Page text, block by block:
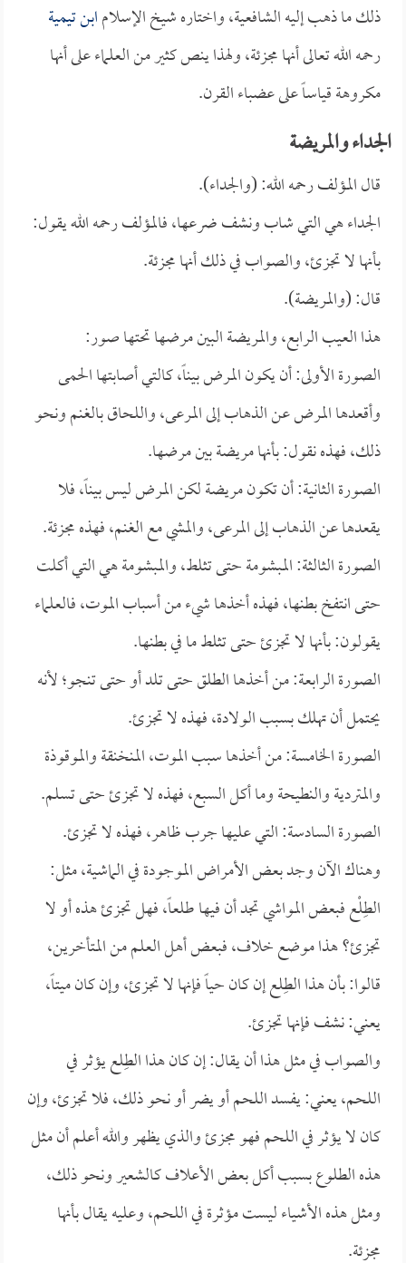
ذلك ما ذهب إليه الشافعية، واختاره شيخ الإسلامابن تيمية
رحمه الله تعالى أنها مجزئة، ولهذا ينص كثير من العلماء على أنها
مكروهة قياساً على عضباء القرن.
الجداء والمريضة
قال المؤلف رحمه الله: (والجداء).
الجداء هي التي شاب ونشف ضرعها، فالمؤلف رحمه الله يقول:
بأنها لا تجزئ، والصواب في ذلك أنها مجزئة.
قال: (والمريضة).
هذا العيب الرابع، والمريضة البين مرضها تحتها صور:
الصورة الأولى: أن يكون المرض بيناً، كالتي أصابتها الحمى
وأقعدها المرض عن الذهاب إلى المرعى، واللحاق بالغنم ونحو
ذلك، فهذه نقول: بأنها مريضة بين مرضها.
الصورة الثانية: أن تكون مريضة لكن المرض ليس بيناً، فلا
يقعدها عن الذهاب إلى المرعى، والمشي مع الغنم، فهذه مجزئة.
الصورة الثالثة: المبشومة حتى تثلط، والمبشومة هي التي أكلت
حتى انتفخ بطنها، فهذه أخذها شيء من أسباب الموت، فالعلماء
يقولون: بأنها لا تجزئ حتى تثلط ما في بطنها.
الصورة الرابعة: من أخذها الطلق حتى تلد أو حتى تنجو؛ لأنه
يحتمل أن تهلك بسبب الولادة، فهذه لا تجزئ.
الصورة الخامسة: من أخذها سبب الموت، المنخنقة والموقوذة
والمتردية والنطيحة وما أكل السبع، فهذه لا تجزئ حتى تسلم.
الصورة السادسة: التي عليها جرب ظاهر، فهذه لا تجزئ.
وهناك الآن وجد بعض الأمراض الموجودة في الماشية، مثل:
الطِلْع فبعض المواشي تجد أن فيها طلعاً، فهل تجزئ هذه أو لا
تجزئ؟ هذا موضع خلاف، فبعض أهل العلم من المتأخرين،
قالوا: بأن هذا الطِلع إن كان حياً فإنها لا تجزئ، وإن كان ميتاً،
يعني: نشف فإنها تجزئ.
والصواب في مثل هذا أن يقال: إن كان هذا الطِلع يؤثر في
اللحم، يعني: يفسد اللحم أو يضر أو نحو ذلك، فلا تجزئ، وإن
كان لا يؤثر في اللحم فهو مجزئ والذي يظهر والله أعلم أن مثل
هذه الطلوع بسبب أكل بعض الأعلاف كالشعير ونحو ذلك،
ومثل هذه الأشياء ليست مؤثرة في اللحم، وعليه يقال بأنها
مجزئة.